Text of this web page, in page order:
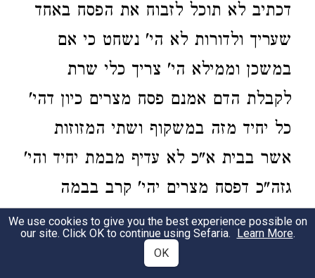
דכתיב לא תוכל לזבוח את הפסח באחד
שעריך ולדורות לא הי' נשחט כי אם
במשכן וממילא הי' צריך כלי שרת
לקבלת הדם אמנם פסח מצרים כיון דהי'
כל יחיד מזה במשקוף ושתי המזוזות
אשר בבית א"כ לא עדיף מבמת יחיד והי'
גזה"כ דפסח מצרים יהי' קרב בבמה
וממילא לא צריך כלי שרת וזה כוונת
התרגום דהי' מאנא דפחרא לקבלת הדם
We use cookies to give you the best experience possible on
our site. Click OK to continue using Sefaria. Learn More.
OK